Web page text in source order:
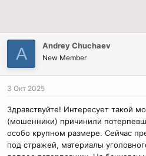
A Andrey Chuchaev
New Member
3 Окт 2025
Здравствуйте! Интересует такой
(мошенники) причинили
особо крупном размере. Сейчас
под стражей, материалы